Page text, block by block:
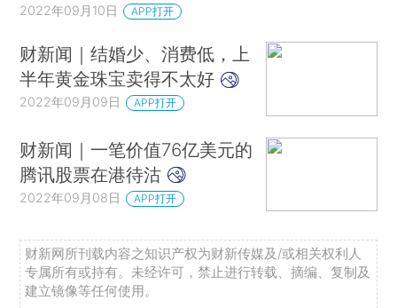
2022年09月10日 APP打开
财新闻｜结婚少、消费低，上
半年黄金珠宝卖得不太好
2022年09月09日 APP打开
财新闻｜一笔价值76亿美元的
腾讯股票在港待沽
2022年09月08日 APP打开
财新网所刊载内容之知识产权为财新传媒及/或相关权利人
专属所有或持有。未经许可，禁止进行转载、摘编、复制及
建立镜像等任何使用。